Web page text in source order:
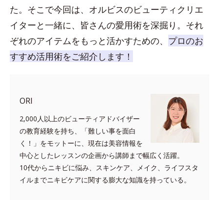
た。そこで今回は、オルビスのビューティクリエ
イターと一緒に、皆さんの愛用術を深掘り。それ
ぞれのアイテムをもっと活かすための、 プロのお
すすめ活用術をご紹介します！
ORI
2,000人以上のビューティアドバイザー
の教育経験を持ち、「難しい事を面白
く！」をモットーに、現在は美容情報を
中心としたレッスンの企画から講師まで幅広く活躍。
10代からニキビに悩み、スキンケア、メイク、ライフスタ
イルまでニキビケアに関する膨大な知識を持っている。